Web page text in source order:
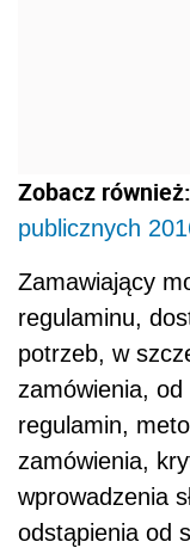
Zobacz również:
publicznych
Zamawiający
regulaminu,
potrzeb, w
zamówienia,
regulamin,
zamówienia,
wprowadzenia
odstąpienia od